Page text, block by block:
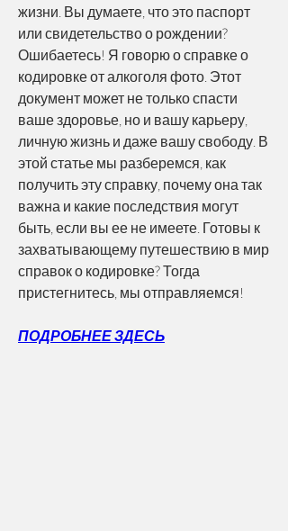
жизни. Вы думаете, что это паспорт
или свидетельство о рождении?
Ошибаетесь! Я говорю о справке о
кодировке от алкоголя фото. Этот
документ может не только спасти
ваше здоровье, но и вашу карьеру,
личную жизнь и даже вашу свободу. В
этой статье мы разберемся, как
получить эту справку, почему она так
важна и какие последствия могут
быть, если вы ее не имеете. Готовы к
захватывающему путешествию в мир
справок о кодировке? Тогда
пристегнитесь, мы отправляемся!
ПОДРОБНЕЕ ЗДЕСЬ